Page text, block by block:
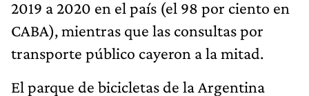
2019 a 2020 en el país (el 98 por ciento en
CABA), mientras que las consultas por
transporte público cayeron a la mitad.
El parque de bicicletas de la Argentina